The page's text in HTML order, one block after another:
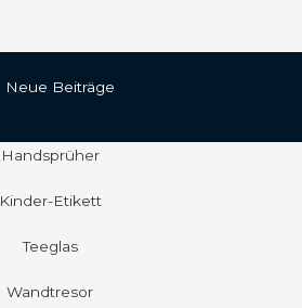
Neue Beiträge
Handsprüher
Kinder-Etikett
Teeglas
Wandtresor